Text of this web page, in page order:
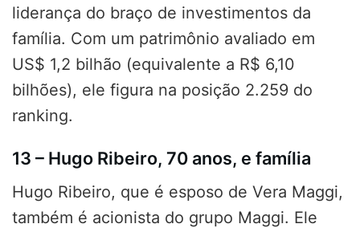
liderança do braço de investimentos da
família. Com um patrimônio avaliado em
US$ 1,2 bilhão (equivalente a R$ 6,10
bilhões), ele figura na posição 2.259 do
ranking.
13 – Hugo Ribeiro, 70 anos, e família
Hugo Ribeiro, que é esposo de Vera Maggi,
também é acionista do grupo Maggi. Ele